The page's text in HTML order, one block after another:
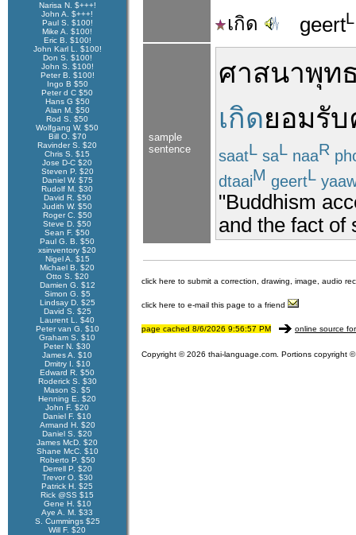
Narisa N. $+++!
John A. $+++!
Paul S. $100!
Mike A. $100!
Eric B. $100!
John Karl L. $100!
Don S. $100!
John S. $100!
Peter B. $100!
Ingo B $50
Peter d C $50
Hans G $50
Alan M. $50
Rod S. $50
Wolfgang W. $50
Bill O. $70
Ravinder S. $20
Chris S. $15
Jose D-C $20
Steven P. $20
Daniel W. $75
Rudolf M. $30
David R. $50
Judith W. $50
Roger C. $50
Steve D. $50
Sean F. $50
Paul G. B. $50
xsinventory $20
Nigel A. $15
Michael B. $20
Otto S. $20
Damien G. $12
Simon G. $5
Lindsay D. $25
David S. $25
Laurent L. $40
Peter van G. $10
Graham S. $10
Peter N. $30
James A. $10
Dmitry I. $10
Edward R. $50
Roderick S. $30
Mason S. $5
Henning E. $20
John F. $20
Daniel F. $10
Armand H. $20
Daniel S. $20
James McD. $20
Shane McC. $10
Roberto P. $50
Derrell P. $20
Trevor O. $30
Patrick H. $25
Rick @SS $15
Gene H. $10
Aye A. M. $33
S. Cummings $25
Will F. $20
เกิด geertL
sample
sentence
ศาสนาพุท
เกิดยอมรับ
saatL saL naaR
dtaaiM geertL
"Buddhism
and the fact of
click here to submit a correction, drawing, image, audio
click here to e-mail this page to a friend
page cached 8/6/2026 9:56:57 PM online source
Copyright © 2026 thai-language.com. Portions copyright